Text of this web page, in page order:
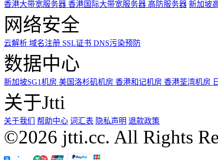
香港大带宽服务器 香港国际大带宽服务器 高防服务器 新加坡
网络安全
云解析 域名注册 SSL证书 DNS污染预防
数据中心
新加坡SG1机房 美国洛杉矶机房 香港和记机房 香港荃湾机房
关于Jtti
关于我们 帮助中心 词汇表 隐私声明 退款政策
©2026 jtti.cc. All Rights